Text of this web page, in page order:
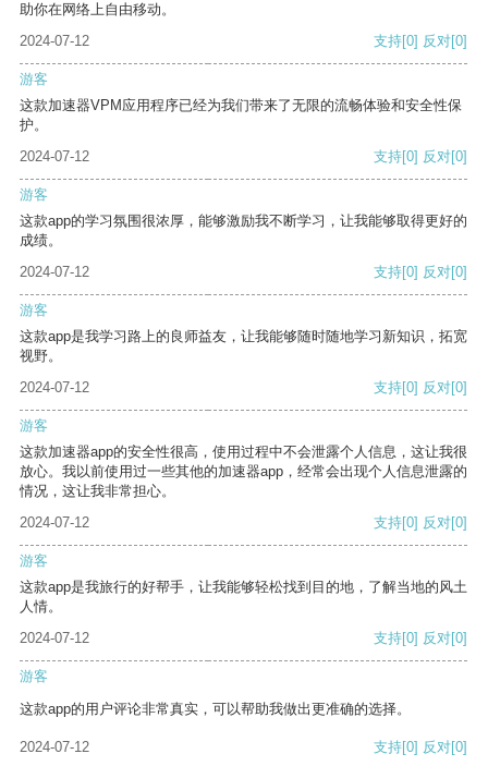
助你在网络上自由移动。
2024-07-12
支持[0] 反对[0]
游客
这款加速器VPM应用程序已经为我们带来了无限的流畅体验和安全性保
护。
2024-07-12
支持[0] 反对[0]
游客
这款app的学习氛围很浓厚，能够激励我不断学习，让我能够取得更好的
成绩。
2024-07-12
支持[0] 反对[0]
游客
这款app是我学习路上的良师益友，让我能够随时随地学习新知识，拓宽
视野。
2024-07-12
支持[0] 反对[0]
游客
这款加速器app的安全性很高，使用过程中不会泄露个人信息，这让我很
放心。我以前使用过一些其他的加速器app，经常会出现个人信息泄露的
情况，这让我非常担心。
2024-07-12
支持[0] 反对[0]
游客
这款app是我旅行的好帮手，让我能够轻松找到目的地，了解当地的风土
人情。
2024-07-12
支持[0] 反对[0]
游客
这款app的用户评论非常真实，可以帮助我做出更准确的选择。
2024-07-12 支持[0] 反对[0]